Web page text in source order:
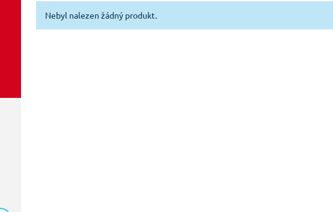
Nebyl nalezen žádný produkt.